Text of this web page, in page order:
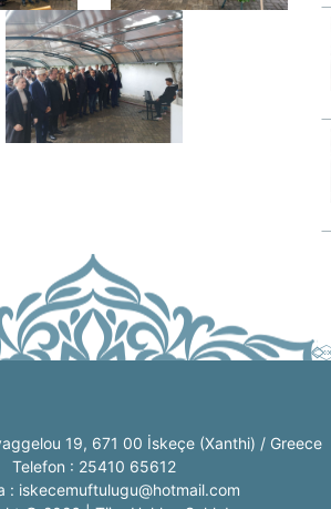
19, 671 00 İskeçe (Xanthi) / Greece
Telefon : 25410 65612
: iskecemuftulugu@hotmail.com